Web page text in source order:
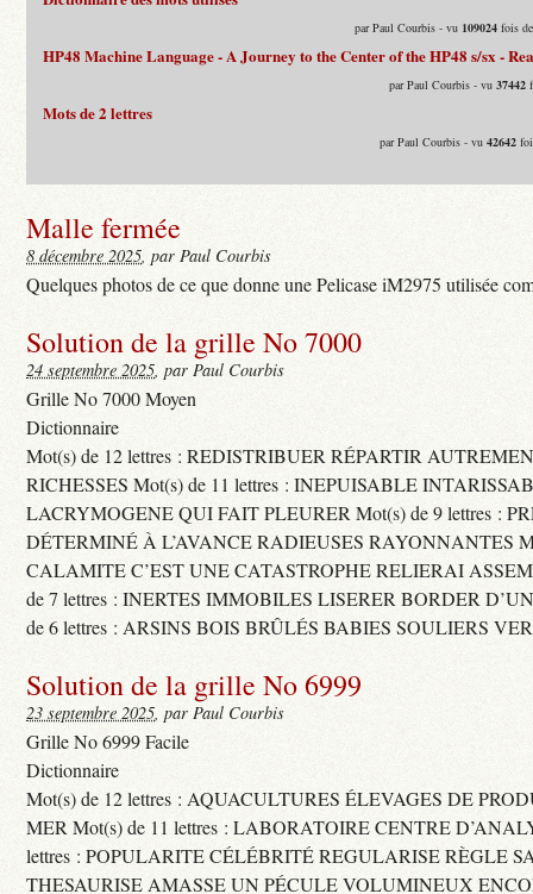
par Paul Courbis - vu 109024 fois
HP48 Machine Language - A Journey to the Center of the HP48 s/sx -
par Paul Courbis - vu37442
Mots de 2 lettres
par Paul Courbis - vu42642
Malle fermée
8 décembre 2025, par Paul Courbis
Quelques photos de ce que donne une Pelicase iM2975 utilisée
Solution de la grille No 7000
24 septembre 2025, par Paul Courbis
Grille No 7000 Moyen
Dictionnaire
Mot(s) de 12 lettres : REDISTRIBUER RÉPARTIR
RICHESSES Mot(s) de 11 lettres : INEPUISABLE
LACRYMOGENE QUI FAIT PLEURER Mot(s) de 9 lettres :
DÉTERMINÉ À L’AVANCE RADIEUSES RAYONNANTES
CALAMITE C’EST UNE CATASTROPHE RELIERAI
de 7 lettres : INERTES IMMOBILES LISERER BORDER
de 6 lettres : ARSINS BOIS BRÛLÉS BABIES SOULIERS
Solution de la grille No 6999
23 septembre 2025, par Paul Courbis
Grille No 6999 Facile
Dictionnaire
Mot(s) de 12 lettres : AQUACULTURES ÉLEVAGES DE
MER Mot(s) de 11 lettres : LABORATOIRE CENTRE
lettres : POPULARITE CÉLÉBRITÉ REGULARISE RÈGLE
THESAURISE AMASSE UN PÉCULE VOLUMINEUX